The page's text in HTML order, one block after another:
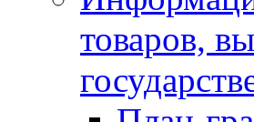
товаров,